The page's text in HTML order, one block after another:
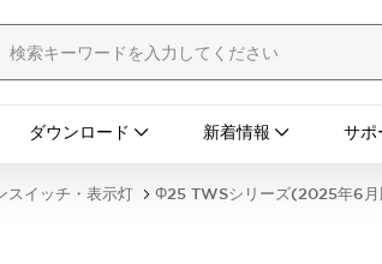
ダウンロード 新着情報 サポ
イッチ・表示灯 Φ25 TWSシリーズ(2025年6月